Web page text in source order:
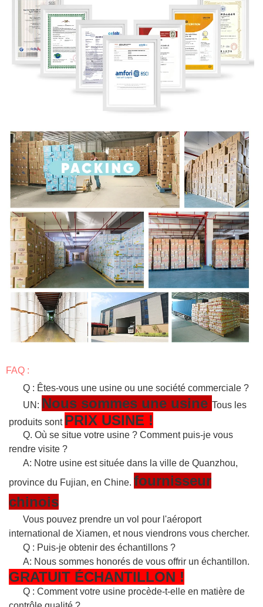
FAQ :
Q : Êtes-vous une usine ou une société commerciale ?
UN: Nous sommes une usine Tous les
produits sont PRIX USINE !
Q. Où se situe votre usine ? Comment puis-je vous
rendre visite ?
A: Notre usine est située dans la ville de Quanzhou,
province du Fujian, en Chine. fournisseur
chinois
Vous pouvez prendre un vol pour l'aéroport
international de Xiamen, et nous viendrons vous chercher.
Q : Puis-je obtenir des échantillons ?
A: Nous sommes honorés de vous offrir un échantillon.
GRATUIT ÉCHANTILLON !
Q : Comment votre usine procède-t-elle en matière de